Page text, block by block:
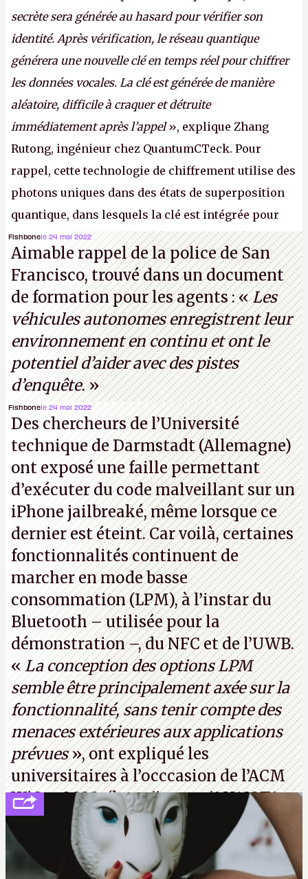
secrète sera générée au hasard pour vérifier son
identité. Après vérification, le réseau quantique
générera une nouvelle clé en temps réel pour chiffrer
les données vocales. La clé est générée de manière
aléatoire, difficile à craquer et détruite
immédiatement après l’appel», explique Zhang
Rutong, ingénieur chez QuantumCTeck. Pour
rappel, cette technologie de chiffrement utilise des
photons uniques dans des états de superposition
quantique, dans lesquels la clé est intégrée pour
garantir une sécurité inconditionnelle entre des
parties distantes. Vous ne comprenez rien ? C’est
normal, ça fait toujours ça avec le quantique.
(Crédit photo : China Telecom)
Fishbonele 24 mai 2022
Aimable rappel de la police de San
Francisco, trouvé dans un document
de formation pour les agents : «Les
véhicules autonomes enregistrent leur
environnement en continu et ont le
potentiel d’aider avec des pistes
d’enquête.»
Fishbonele 24 mai 2022
Des chercheurs de l’Université
technique de Darmstadt (Allemagne)
ont exposé une faille permettant
d’exécuter du code malveillant sur un
iPhone jailbreaké, même lorsque ce
dernier est éteint. Car voilà, certaines
fonctionnalités continuent de
marcher en mode basse
consommation (LPM), à l’instar du
Bluetooth – utilisée pour la
démonstration –, du NFC et de l’UWB.
« La conception des options LPM
semble être principalement axée sur la
fonctionnalité, sans tenir compte des
menaces extérieures aux applications
prévues», ont expliqué les
universitaires à l’occcasion de l’ACM
WiSec 2022. (http://cpc.cx/AH432T1
(PDF) - Crédit photo : Pexels - Tyler
Lastovich)